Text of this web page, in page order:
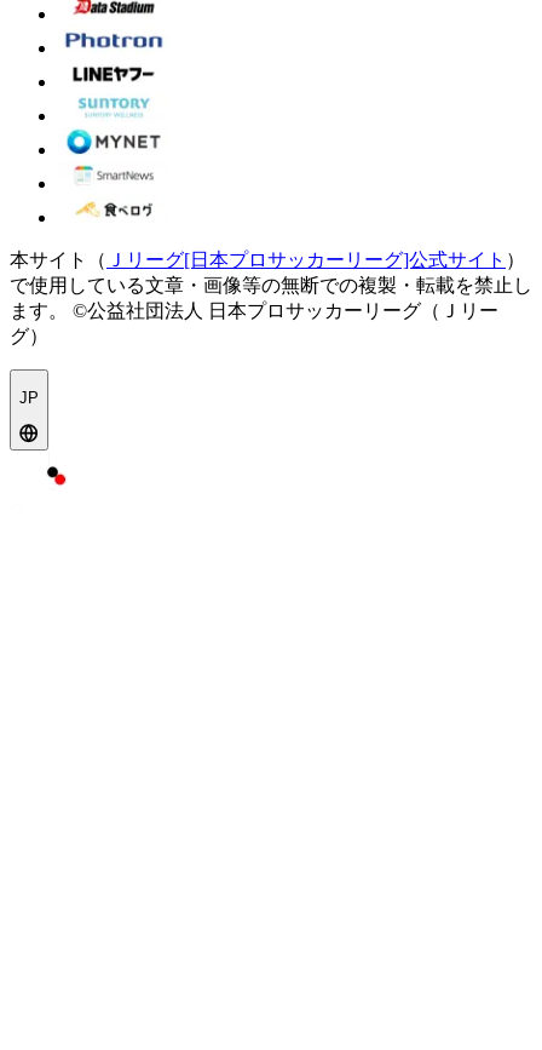
本サイト（ Ｊリーグ[日本プロサッカーリーグ]公式サイト ）
で使用している文章・画像等の無断での複製・転載を禁止し
ます。
©公益社団法人 日本プロサッカーリーグ（Ｊリー
グ）
JP